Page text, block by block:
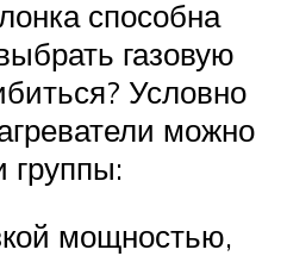
способна
газовую
Условно
можно
группы:
мощностью,